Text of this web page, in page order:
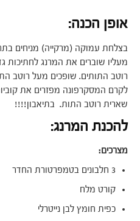
אופן הכנה:
מעליו שוברים את המרנג לחתיכות
רוטב התותים. שופכים מעל רוטב
לקרם המסקרפונה מפזרים את
שארית רוטב התות. בתיאבון!!!!
להכנת המרנג:
מצרכים:
3 חלבונים בטמפרטורת החדר
קורט מלח
כפית חומץ לבן נייטרלי